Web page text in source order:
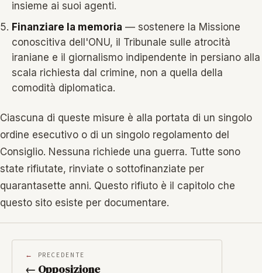
insieme ai suoi agenti.
Finanziare la memoria — sostenere la Missione
conoscitiva dell'ONU, il Tribunale sulle atrocità
iraniane e il giornalismo indipendente in persiano alla
scala richiesta dal crimine, non a quella della
comodità diplomatica.
Ciascuna di queste misure è alla portata di un singolo
ordine esecutivo o di un singolo regolamento del
Consiglio. Nessuna richiede una guerra. Tutte sono
state rifiutate, rinviate o sottofinanziate per
quarantasette anni. Questo rifiuto è il capitolo che
questo sito esiste per documentare.
PRECEDENTE
← Opposizione